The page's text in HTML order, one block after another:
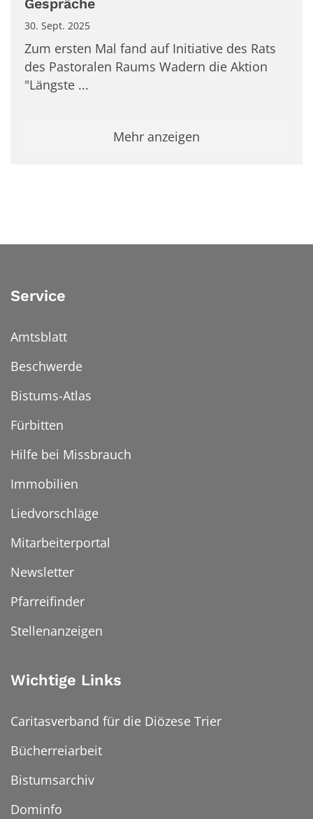
Gespräche
30. Sept. 2025
Zum ersten Mal fand auf Initiative des Rats
des Pastoralen Raums Wadern die Aktion
"Längste ...
Mehr anzeigen
Service
Amtsblatt
Beschwerde
Bistums-Atlas
Fürbitten
Hilfe bei Missbrauch
Immobilien
Liedvorschläge
Mitarbeiterportal
Newsletter
Pfarreifinder
Stellenanzeigen
Wichtige Links
Caritasverband für die Diözese Trier
Bücherreiarbeit
Bistumsarchiv
Dominfo